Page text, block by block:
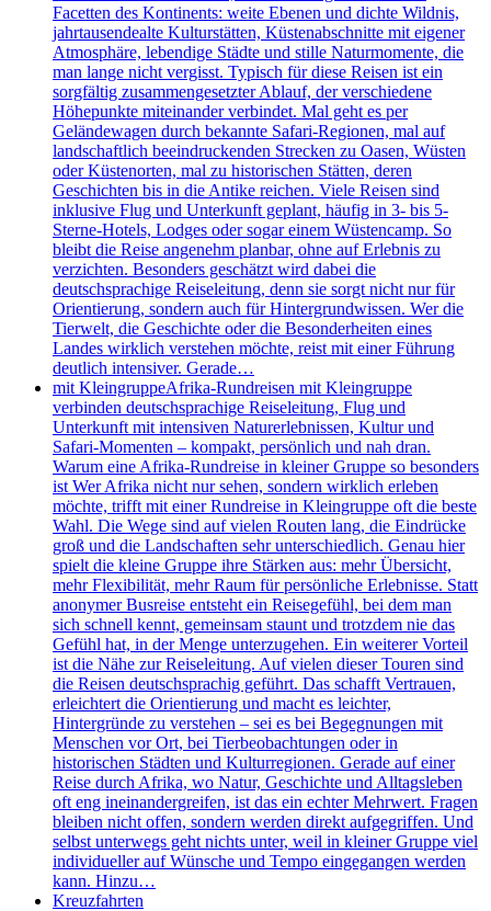
Facetten des Kontinents: weite Ebenen und dichte Wildnis,
jahrtausendealte Kulturstätten, Küstenabschnitte mit eigener
Atmosphäre, lebendige Städte und stille Naturmomente, die
man lange nicht vergisst. Typisch für diese Reisen ist ein
sorgfältig zusammengesetzter Ablauf, der verschiedene
Höhepunkte miteinander verbindet. Mal geht es per
Geländewagen durch bekannte Safari-Regionen, mal auf
landschaftlich beeindruckenden Strecken zu Oasen, Wüsten
oder Küstenorten, mal zu historischen Stätten, deren
Geschichten bis in die Antike reichen. Viele Reisen sind
inklusive Flug und Unterkunft geplant, häufig in 3- bis 5-
Sterne-Hotels, Lodges oder sogar einem Wüstencamp. So
bleibt die Reise angenehm planbar, ohne auf Erlebnis zu
verzichten. Besonders geschätzt wird dabei die
deutschsprachige Reiseleitung, denn sie sorgt nicht nur für
Orientierung, sondern auch für Hintergrundwissen. Wer die
Tierwelt, die Geschichte oder die Besonderheiten eines
Landes wirklich verstehen möchte, reist mit einer Führung
deutlich intensiver. Gerade…
mit KleingruppeAfrika-Rundreisen mit Kleingruppe
verbinden deutschsprachige Reiseleitung, Flug und
Unterkunft mit intensiven Naturerlebnissen, Kultur und
Safari-Momenten – kompakt, persönlich und nah dran.
Warum eine Afrika-Rundreise in kleiner Gruppe so besonders
ist Wer Afrika nicht nur sehen, sondern wirklich erleben
möchte, trifft mit einer Rundreise in Kleingruppe oft die beste
Wahl. Die Wege sind auf vielen Routen lang, die Eindrücke
groß und die Landschaften sehr unterschiedlich. Genau hier
spielt die kleine Gruppe ihre Stärken aus: mehr Übersicht,
mehr Flexibilität, mehr Raum für persönliche Erlebnisse. Statt
anonymer Busreise entsteht ein Reisegefühl, bei dem man
sich schnell kennt, gemeinsam staunt und trotzdem nie das
Gefühl hat, in der Menge unterzugehen. Ein weiterer Vorteil
ist die Nähe zur Reiseleitung. Auf vielen dieser Touren sind
die Reisen deutschsprachig geführt. Das schafft Vertrauen,
erleichtert die Orientierung und macht es leichter,
Hintergründe zu verstehen – sei es bei Begegnungen mit
Menschen vor Ort, bei Tierbeobachtungen oder in
historischen Städten und Kulturregionen. Gerade auf einer
Reise durch Afrika, wo Natur, Geschichte und Alltagsleben
oft eng ineinandergreifen, ist das ein echter Mehrwert. Fragen
bleiben nicht offen, sondern werden direkt aufgegriffen. Und
selbst unterwegs geht nichts unter, weil in kleiner Gruppe viel
individueller auf Wünsche und Tempo eingegangen werden
kann. Hinzu…
Kreuzfahrten